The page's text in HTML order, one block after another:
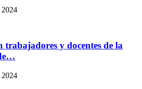
2024
trabajadores y docentes de la
2024